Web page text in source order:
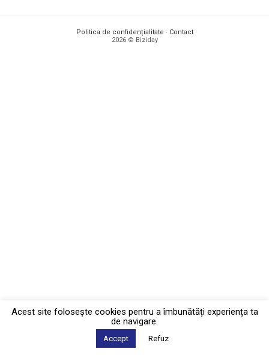
Politica de confidențialitate · Contact
2026 © Biziday
Acest site foloseşte cookies pentru a îmbunătăți experiența ta
de navigare.
Accept Refuz